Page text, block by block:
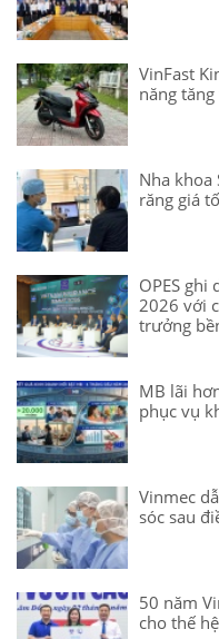
VinFast
năng
Nha khoa
răng giá
OPES
2026 với
trưởng
MB lãi
phục vụ
Vinmec
sóc sau
50 năm
cho thế